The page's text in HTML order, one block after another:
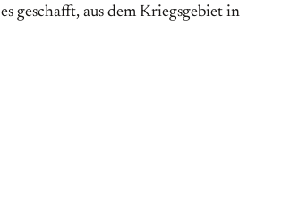
geschafft, aus dem Kriegsgebiet in